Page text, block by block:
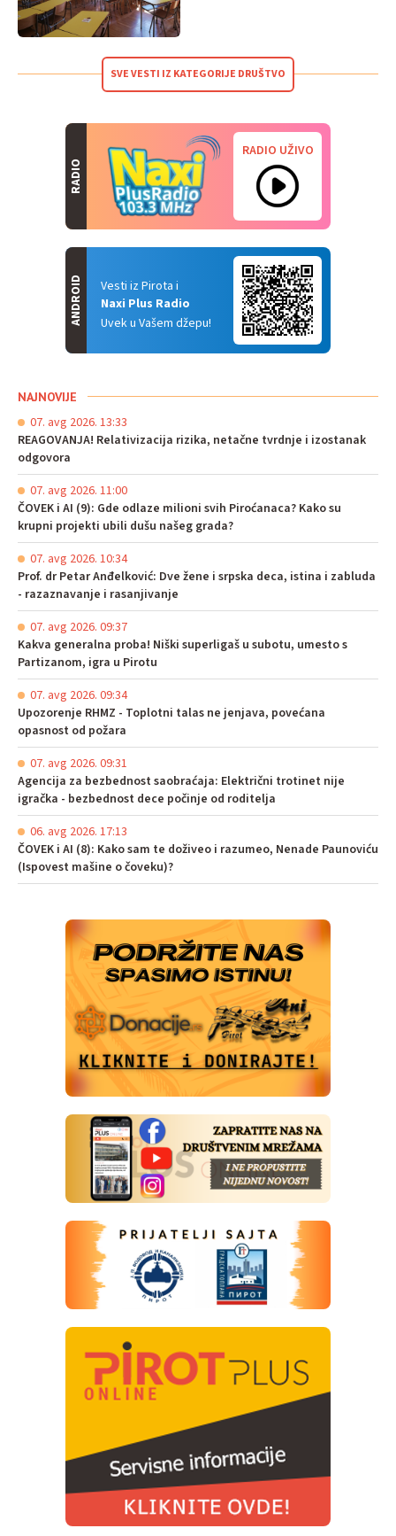
SVE VESTI IZ KATEGORIJE DRUŠTVO
RADIO
RADIO UŽIVO
Vesti iz Pirota i
Naxi Plus Radio
Uvek u Vašem džepu!
ANDROID
NAJNOVIJE
07. avg 2026. 13:33
REAGOVANJA! Relativizacija rizika, netačne tvrdnje i izostanak
odgovora
07. avg 2026. 11:00
ČOVEK i AI (9): Gde odlaze milioni svih Piroćanaca? Kako su
krupni projekti ubili dušu našeg grada?
07. avg 2026. 10:34
Prof. dr Petar Anđelković: Dve žene i srpska deca, istina i zabluda
- razaznavanje i rasanjivanje
07. avg 2026. 09:37
Kakva generalna proba! Niški superligaš u subotu, umesto s
Partizanom, igra u Pirotu
07. avg 2026. 09:34
Upozorenje RHMZ - Toplotni talas ne jenjava, povećana
opasnost od požara
07. avg 2026. 09:31
Agencija za bezbednost saobraćaja: Električni trotinet nije
igračka - bezbednost dece počinje od roditelja
06. avg 2026. 17:13
ČOVEK i AI (8): Kako sam te doživeo i razumeo, Nenade Paunoviću
(Ispovest mašine o čoveku)?